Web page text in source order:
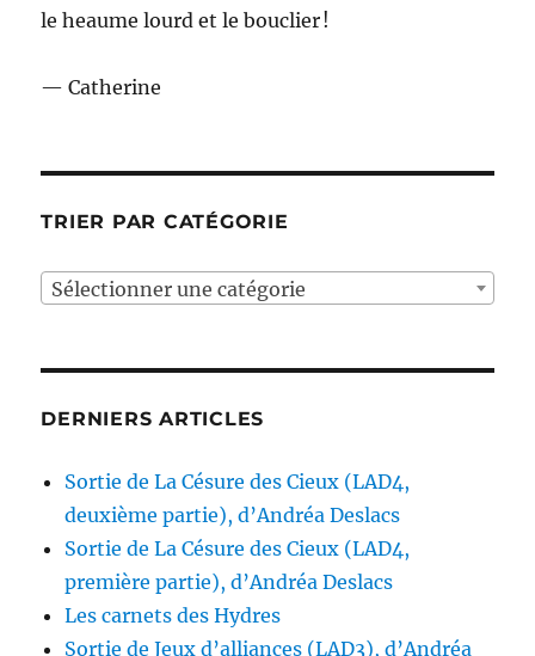
le heaume lourd et le bouclier !
— Catherine
TRIER PAR CATÉGORIE
Sélectionner une catégorie
DERNIERS ARTICLES
Sortie de La Césure des Cieux (LAD4,
deuxième partie), d’Andréa Deslacs
Sortie de La Césure des Cieux (LAD4,
première partie), d’Andréa Deslacs
Les carnets des Hydres
Sortie de Jeux d’alliances (LAD3), d’Andréa